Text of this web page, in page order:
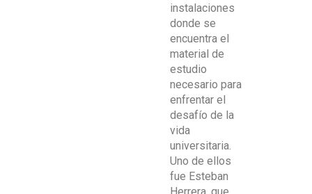
instalaciones
donde se
encuentra el
material de
estudio
necesario para
enfrentar el
desafío de la
vida
universitaria.
Uno de ellos
fue Esteban